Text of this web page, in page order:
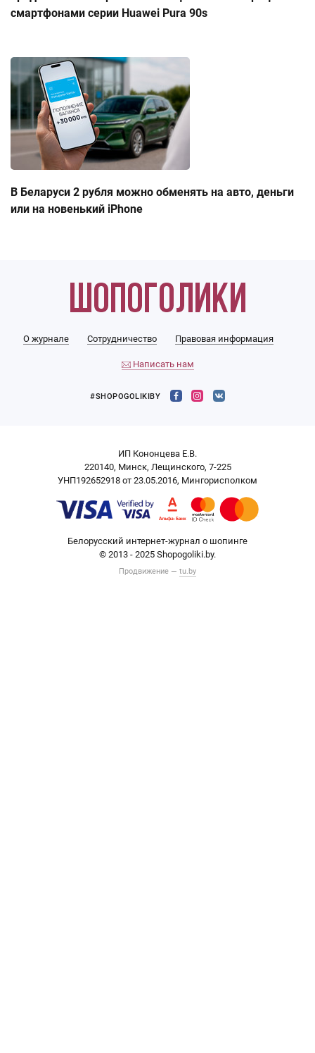
смартфонами серии Huawei Pura 90s
В Беларуси 2 рубля можно обменять на авто, деньги
или на новенький iPhone
О журнале Сотрудничество Правовая информация
Написать нам
#SHOPOGOLIKIBY
ИП Кононцева Е.В.
220140, Минск, Лещинского, 7-225
УНП192652918 от 23.05.2016, Мингорисполком
Белорусский интернет-журнал о шопинге
© 2013 - 2025 Shopogoliki.by.
Продвижение — tu.by